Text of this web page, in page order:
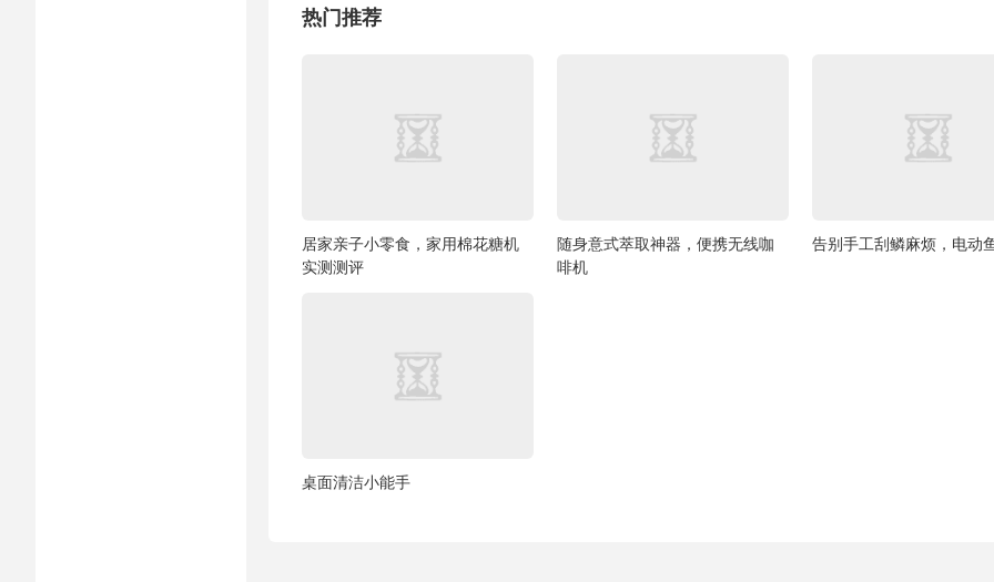
热门推荐
居家亲子小零食，家用棉花糖机
实测测评
随身意式萃取神器，便携无线咖
啡机
告别手工刮鳞麻烦，电动
桌面清洁小能手